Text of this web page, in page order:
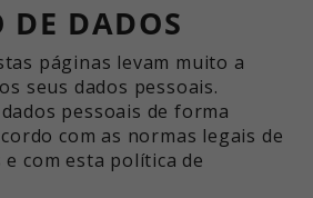
DE DADOS
páginas levam muito a
seus dados pessoais.
pessoais de forma
com as normas legais de
com esta política de